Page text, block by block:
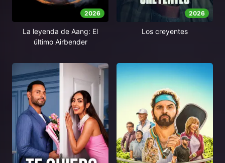
2026
La leyenda de Aang: El
último Airbender
2026
Los creyentes